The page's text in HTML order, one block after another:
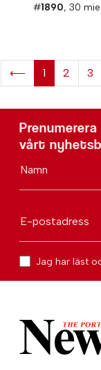
#1890, 30
⟵ 1 2 3
Prenumerera
vårt
Namn
E-postadress
Jag har läst